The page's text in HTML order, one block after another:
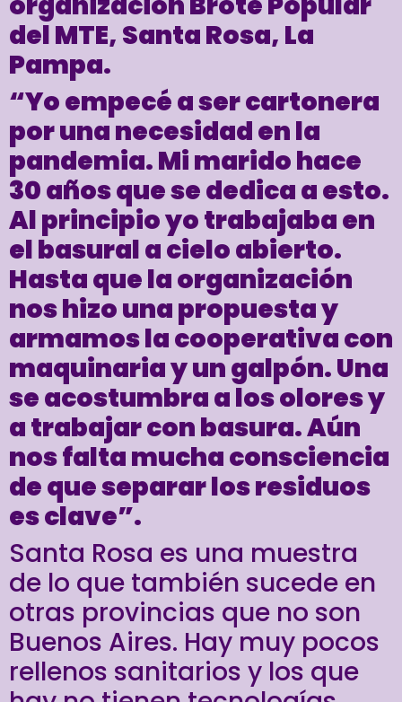
del MTE, Santa Rosa, La
Pampa.
“Yo empecé a ser cartonera
por una necesidad en la
pandemia. Mi marido hace
30 años que se dedica a esto.
Al principio yo trabajaba en
el basural a cielo abierto.
Hasta que la organización
nos hizo una propuesta y
armamos la cooperativa con
maquinaria y un galpón. Una
se acostumbra a los olores y
a trabajar con basura. Aún
nos falta mucha consciencia
de que separar los residuos
es clave”.
Santa Rosa es una muestra
de lo que también sucede en
otras provincias que no son
Buenos Aires. Hay muy pocos
rellenos sanitarios y los que